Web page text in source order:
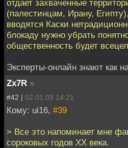
отдает захваченные
(палестинцам, Ирану,
вводятся Каски
блокаду нужно убрать
общественность будет
Эксперты-онлайн знают как
Zx7R »
#42 | 02.01.09 14:21
Кому: ui16, #39
> Все это напоминает мне
сороковых годов XX века.